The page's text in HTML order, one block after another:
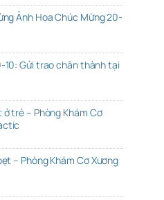
Ảnh Hoa Chúc Mừng 20-
10: Gửi trao chân thành tại
trẻ – Phòng Khám Cơ
– Phòng Khám Cơ Xương